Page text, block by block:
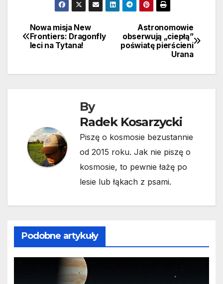
Nawigacja
wpisu
Astronomowie
obserwują „ciepłą”
poświatę pierścieni
Urana
Nowa misja New
Frontiers: Dragonfly
leci na Tytana!
By
Radek Kosarzycki
Piszę o kosmosie bezustannie
od 2015 roku. Jak nie piszę o
kosmosie, to pewnie łażę po
lesie lub łąkach z psami.
Podobne artykuły